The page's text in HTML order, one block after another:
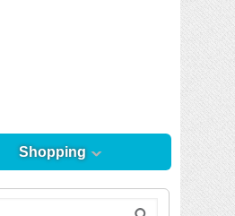
Shopping